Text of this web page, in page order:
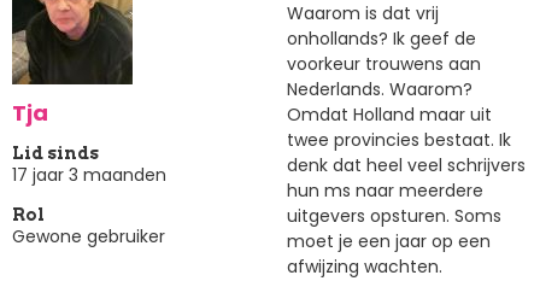
Tja
Lid sinds
17 jaar 3 maanden
Rol
Gewone gebruiker
Waarom is dat vrij
onhollands? Ik geef de
voorkeur trouwens aan
Nederlands. Waarom?
Omdat Holland maar uit
twee provincies bestaat. Ik
denk dat heel veel schrijvers
hun ms naar meerdere
uitgevers opsturen. Soms
moet je een jaar op een
afwijzing wachten.